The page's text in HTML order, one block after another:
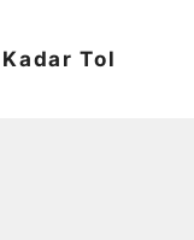
Kadar Tol